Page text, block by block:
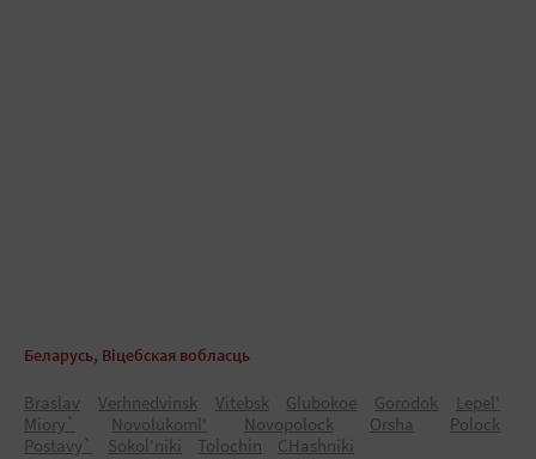
Беларусь, Віцебская вобласць
Braslav Verhnedvinsk Vitebsk Glubokoe Gorodok
Lepel'
Miory`
Novolukoml' Novopolock Orsha
Polock
Postavy`
Sokol'niki Tolochin CHashniki